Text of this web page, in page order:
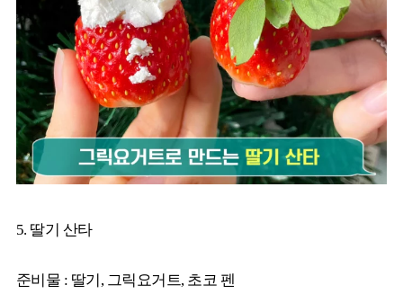
5. 딸기 산타
준비물 : 딸기, 그릭요거트, 초코 펜